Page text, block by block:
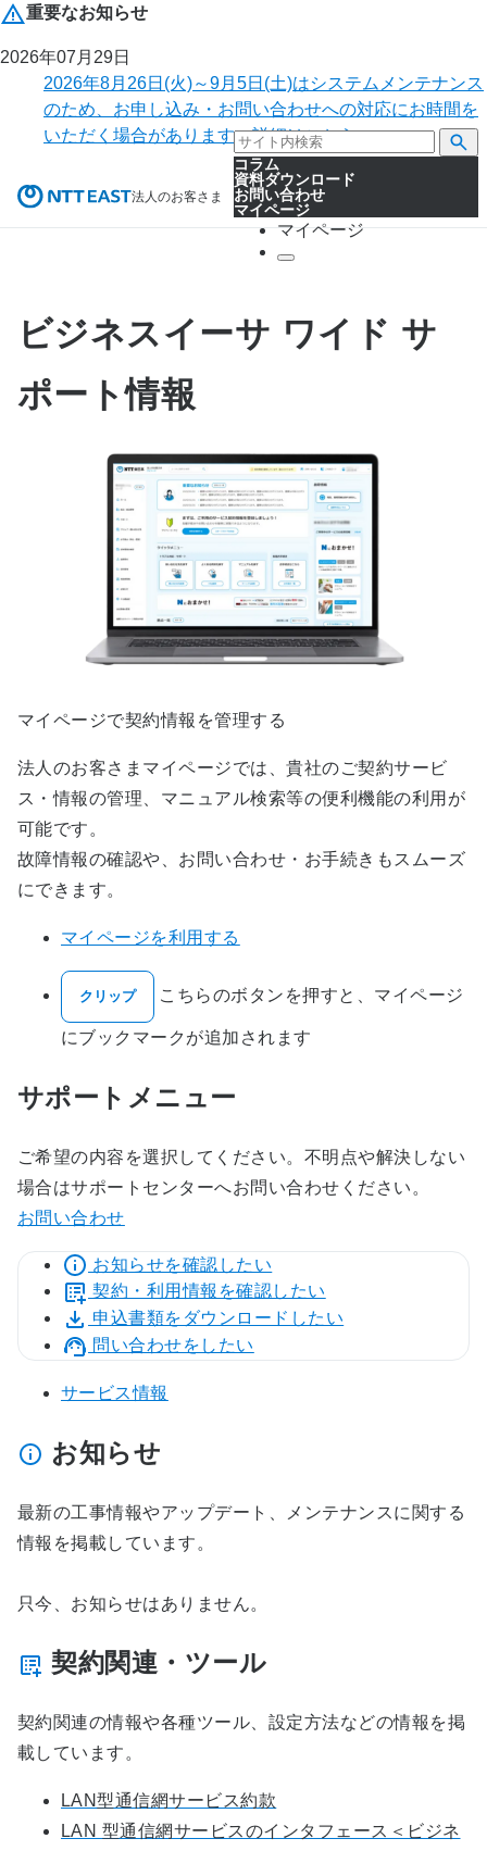
重要なお知らせ
2026年07月29日
2026年8月26日(火)～9月5日(土)はシステムメンテナンス
のため、お申し込み・お問い合わせへの対応にお時間を
いただく場合があります。詳細はこちら。
法人のお客さま
コラム
資料ダウンロード
お問い合わせ
マイページ
マイページ
ビジネスイーサ ワイド サ
ポート情報
マイページで契約情報を管理する
法人のお客さまマイページでは、貴社のご契約サービ
ス・情報の管理、マニュアル検索等の便利機能の利用が
可能です。
故障情報の確認や、お問い合わせ・お手続きもスムーズ
にできます。
マイページを利用する
クリップ こちらのボタンを押すと、マイページ
にブックマークが追加されます
サポートメニュー
ご希望の内容を選択してください。不明点や解決しない
場合はサポートセンターへお問い合わせください。
お問い合わせ
お知らせを確認したい
契約・利用情報を確認したい
申込書類をダウンロードしたい
問い合わせをしたい
サービス情報
お知らせ
最新の工事情報やアップデート、メンテナンスに関する
情報を掲載しています。
只今、お知らせはありません。
契約関連・ツール
契約関連の情報や各種ツール、設定方法などの情報を掲
載しています。
LAN型通信網サービス約款
LAN 型通信網サービスのインタフェース＜ビジネ